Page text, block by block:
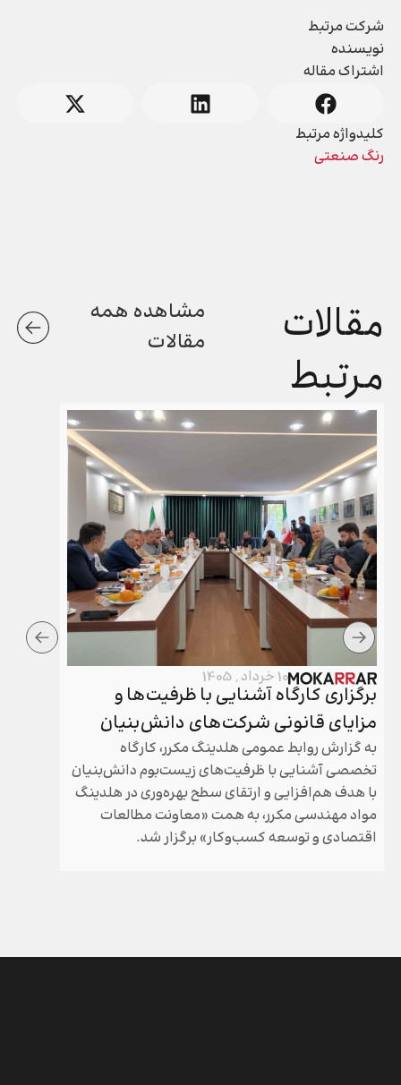
شرکت مرتبط
نویسنده
اشتراک مقاله
کلیدواژه مرتبط
رنگ صنعتی
مقالات
مرتبط
مشاهده همه
مقالات
10 خرداد , 1405
برگزاری کارگاه آشنایی با ظرفیت‌ها و
مزایای قانونی شرکت‌های دانش‌بنیان
به گزارش روابط عمومی هلدینگ مکرر، کارگاه
تخصصی آشنایی با ظرفیت‌های زیست‌بوم دانش‌بنیان
با هدف هم‌افزایی و ارتقای سطح بهره‌وری در هلدینگ
مواد مهندسی مکرر، به همت «معاونت مطالعات
اقتصادی و توسعه کسب‌وکار» برگزار شد.